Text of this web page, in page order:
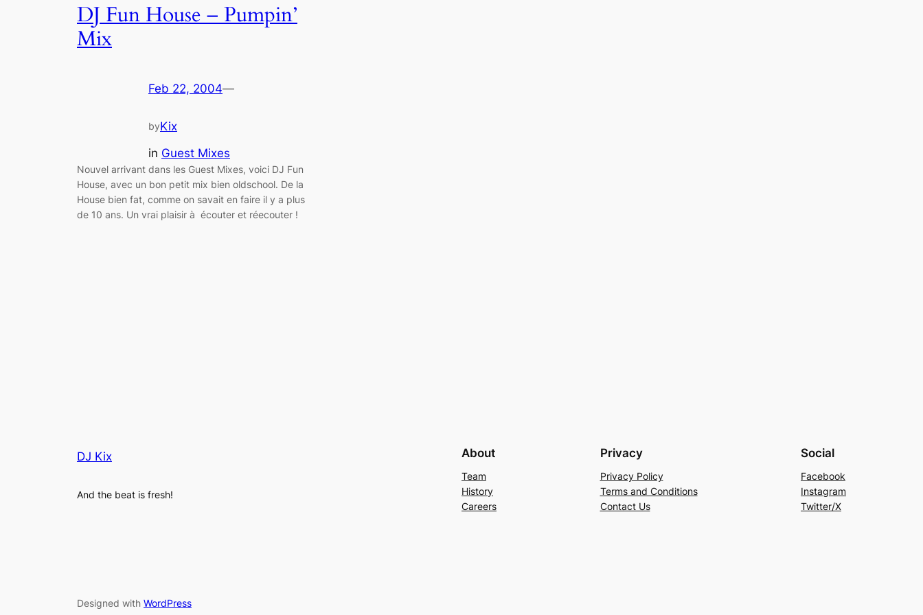
DJ Fun House – Pumpin’
Mix
Feb 22, 2004—
byKix
in Guest Mixes
Nouvel arrivant dans les Guest Mixes, voici DJ Fun
House, avec un bon petit mix bien oldschool. De la
House bien fat, comme on savait en faire il y a plus
de 10 ans. Un vrai plaisir à écouter et réecouter !
DJ Kix
And the beat is fresh!
About
Team
History
Careers
Privacy
Privacy Policy
Terms and Conditions
Contact Us
Social
Facebook
Instagram
Twitter/X
Designed with WordPress